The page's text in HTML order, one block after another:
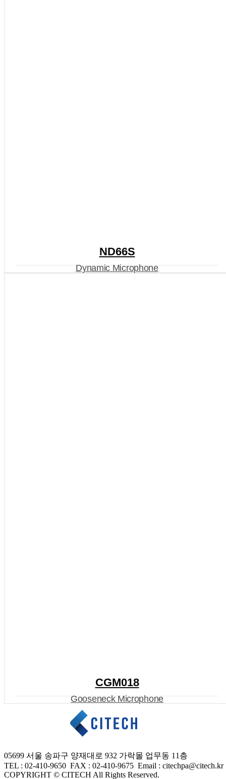
ND66S
Dynamic Microphone
CGM018
Gooseneck Microphone
05699 서울 송파구 양재대로 932 가락몰 업무동 11층
TEL : 02-410-9650 FAX : 02-410-9675 Email : citechpa@citech.kr
COPYRIGHT © CITECH All Rights Reserved.